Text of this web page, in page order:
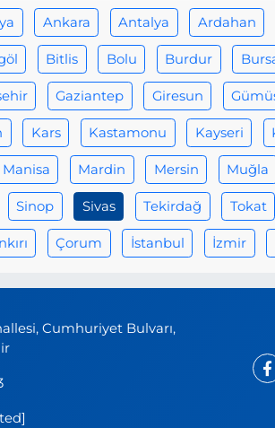
Ankara Antalya Ardahan
Bitlis Bolu Burdur
Gaziantep Giresun
Kars Kastamonu Kayseri
Manisa Mardin Mersin Muğla
Sinop Sivas Tekirdağ Tokat
Çorum İstanbul İzmir
Cumhuriyet Bulvarı,